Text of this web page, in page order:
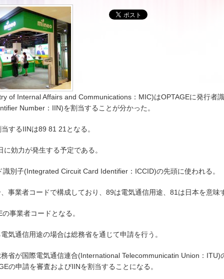
of Internal Affairs and Communications：MIC)はOPTAGEに発行者
Number：IIN)を割当することが分かった。
するIINは89 81 21となる。
に効力が発生する予定である。
識別子(Integrated Circuit Card Identifier：ICCID)の先頭に使われる。
事業者コードで構成しており、89は電気通信用途、81は日本を意味
事業者コードとなる。
気通信用途の場合は総務省を通じて申請を行う。
省が国際電気通信連合(International Telecommunicatin Union：ITU)
の申請を審査およびIINを割当することになる。